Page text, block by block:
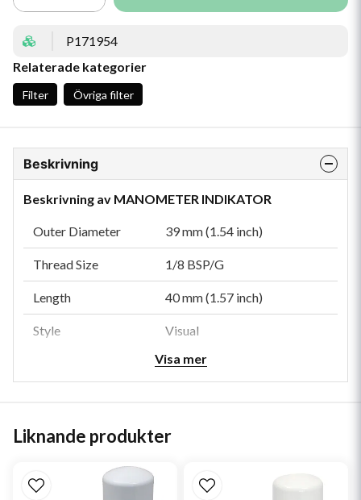
P171954
Relaterade kategorier
Filter Övriga filter
Beskrivning
Beskrivning av MANOMETER INDIKATOR
Outer Diameter 39 mm (1.54 inch)
Thread Size 1/8 BSP/G
Length 40 mm (1.57 inch)
Style Visual
Color-Coded
Connector Location Center Back
Visa mer
Liknande produkter